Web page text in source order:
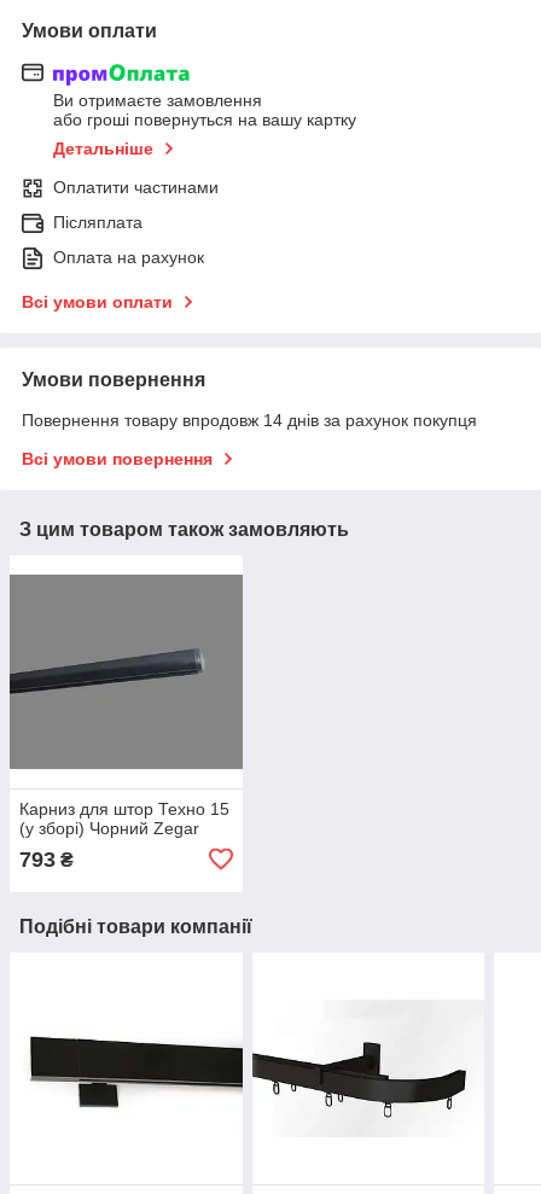
Умови оплати
Ви отримаєте замовлення
або гроші повернуться на вашу картку
Детальніше
Оплатити частинами
Післяплата
Оплата на рахунок
Всі умови оплати
Умови повернення
Повернення товару впродовж 14 днів за рахунок покупця
Всі умови повернення
З цим товаром також замовляють
Карниз для штор Техно 15
(у зборі) Чорний Zegar
793 ₴
Подібні товари компанії